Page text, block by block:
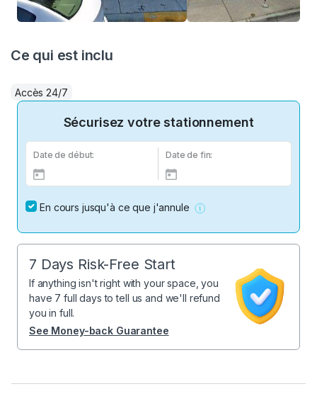
Ce qui est inclu
Accès 24/7
Sécurisez votre stationnement
Date de début: Date de fin:
En cours jusqu'à ce que j'annule
7 Days Risk-Free Start
If anything isn't right with your space, you
have 7 full days to tell us and we'll refund
you in full.
See Money-back Guarantee